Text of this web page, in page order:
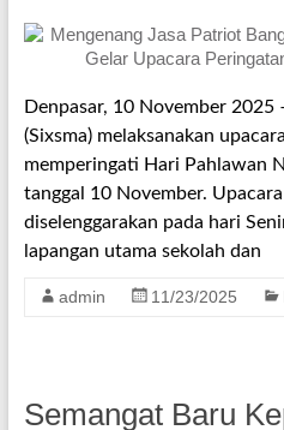
Denpasar, 10 November 2025
(Sixsma) melaksanakan
memperingati Hari Pahlawan
tanggal 10 November.
diselenggarakan pada hari
lapangan utama sekolah dan
admin 11/23/2025
Semangat Baru